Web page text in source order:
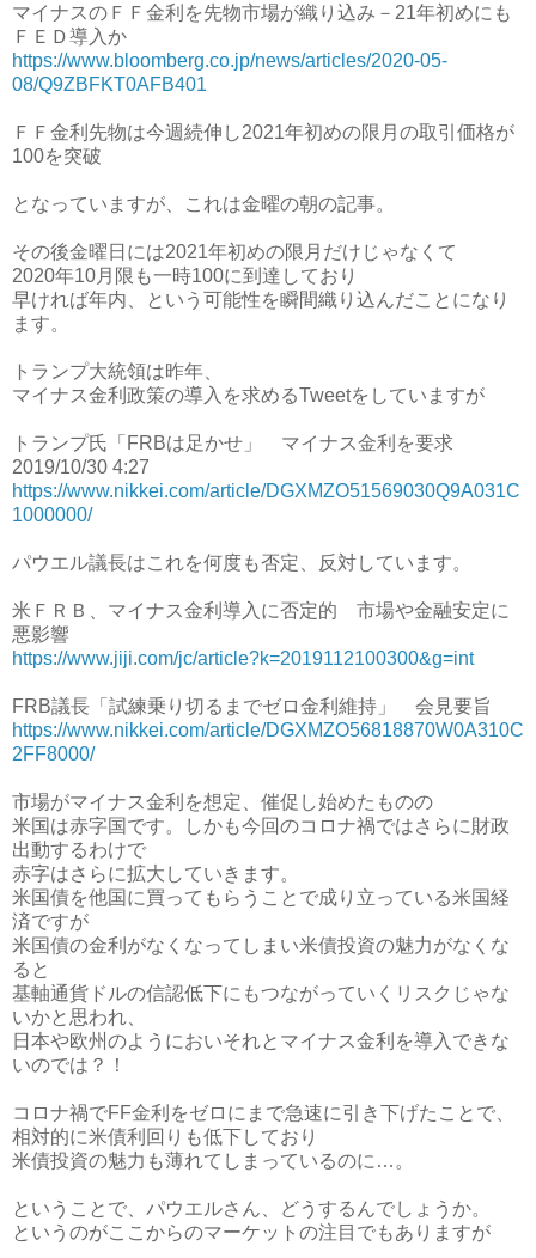
マイナスのＦＦ金利を先物市場が織り込み－21年初めにも
ＦＥＤ導入か
https://www.bloomberg.co.jp/news/articles/2020-05-
08/Q9ZBFKT0AFB401
ＦＦ金利先物は今週続伸し2021年初めの限月の取引価格が
100を突破
となっていますが、これは金曜の朝の記事。
その後金曜日には2021年初めの限月だけじゃなくて
2020年10月限も一時100に到達しており
早ければ年内、という可能性を瞬間織り込んだことになり
ます。
トランプ大統領は昨年、
マイナス金利政策の導入を求めるTweetをしていますが
トランプ氏「FRBは足かせ」 マイナス金利を要求
2019/10/30 4:27
https://www.nikkei.com/article/DGXMZO51569030Q9A031C
1000000/
パウエル議長はこれを何度も否定、反対しています。
米ＦＲＢ、マイナス金利導入に否定的 市場や金融安定に
悪影響
https://www.jiji.com/jc/article?k=2019112100300&g=int
FRB議長「試練乗り切るまでゼロ金利維持」 会見要旨
https://www.nikkei.com/article/DGXMZO56818870W0A310C
2FF8000/
市場がマイナス金利を想定、催促し始めたものの
米国は赤字国です。しかも今回のコロナ禍ではさらに財政
出動するわけで
赤字はさらに拡大していきます。
米国債を他国に買ってもらうことで成り立っている米国経
済ですが
米国債の金利がなくなってしまい米債投資の魅力がなくな
ると
基軸通貨ドルの信認低下にもつながっていくリスクじゃな
いかと思われ、
日本や欧州のようにおいそれとマイナス金利を導入できな
いのでは？！
コロナ禍でFF金利をゼロにまで急速に引き下げたことで、
相対的に米債利回りも低下しており
米債投資の魅力も薄れてしまっているのに…。
ということで、パウエルさん、どうするんでしょうか。
というのがここからのマーケットの注目でもありますが